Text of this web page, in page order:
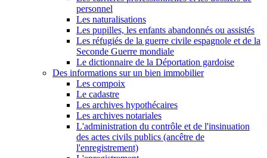
personnel
Les naturalisations
Les pupilles, les enfants abandonnés ou assistés
Les réfugiés de la guerre civile espagnole et de la
Seconde Guerre mondiale
Le dictionnaire de la Déportation gardoise
Des informations sur un bien immobilier
Les compoix
Le cadastre
Les archives hypothécaires
Les archives notariales
L'administration du contrôle et de l'insinuation
des actes civils publics (ancêtre de
l'enregistrement)